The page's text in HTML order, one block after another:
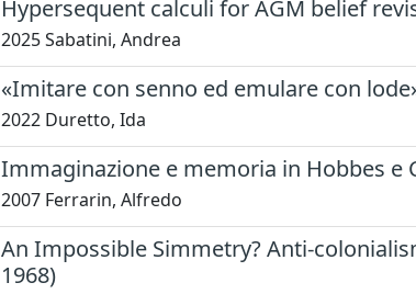
Hypersequent calculi for AGM belief
2025 Sabatini, Andrea
«Imitare con senno ed emulare con
2022 Duretto, Ida
Immaginazione e memoria in Hobbes e
2007 Ferrarin, Alfredo
An Impossible Simmetry? Anti-
1968)